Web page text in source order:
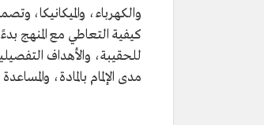
والكهرباء، والميكانيكا،
كيفية التعاطي مع المنهج
للحقيبة، والأهداف
مدى الإلمام بالمادة،